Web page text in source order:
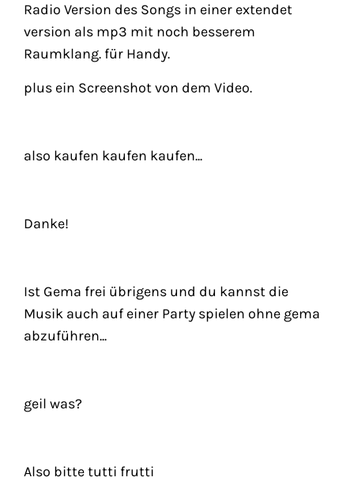
Radio Version des Songs in einer extendet
version als mp3 mit noch besserem
Raumklang. für Handy.
plus ein Screenshot von dem Video.
also kaufen kaufen kaufen...
Danke!
Ist Gema frei übrigens und du kannst die
Musik auch auf einer Party spielen ohne gema
abzuführen...
geil was?
Also bitte tutti frutti